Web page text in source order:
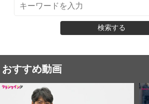
検索する
おすすめ動画